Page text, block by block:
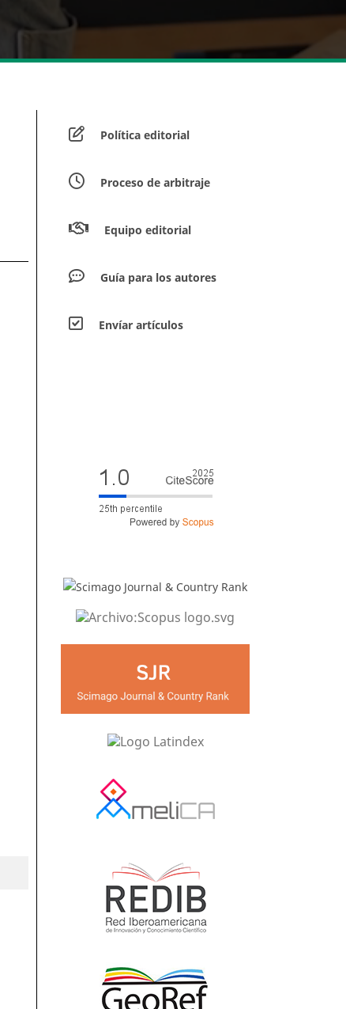
Política editorial
Proceso de arbitraje
Equipo editorial
Guía para los autores
Envíar artículos